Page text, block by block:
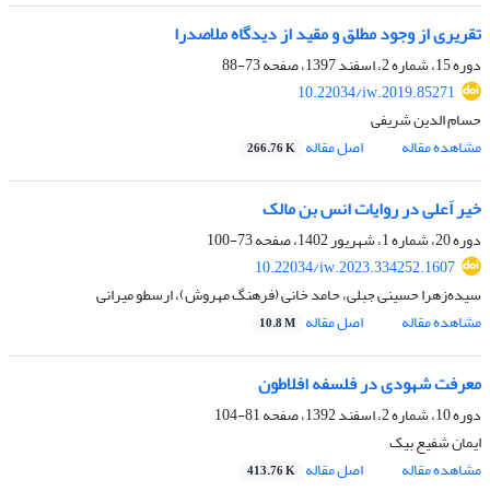
تقریری از وجود مطلق و مقید از دیدگاه ملاصدرا
دوره 15، شماره 2، اسفند 1397، صفحه
73-88
10.22034/iw.2019.85271
حسام الدین شریفی
مشاهده مقاله
اصل مقاله 266.76 K
خیر اَعلی در روایات انس بن مالک
دوره 20، شماره 1، شهریور 1402، صفحه
73-100
10.22034/iw.2023.334252.1607
سیده‌زهرا حسینی جبلی، حامد خانی (فرهنگ مهروش)، ارسطو میرانی
مشاهده مقاله
اصل مقاله 10.8 M
معرفت شهودی در فلسفه‌ افلاطون
دوره 10، شماره 2، اسفند 1392، صفحه
81-104
ایمان شفیع بیک
مشاهده مقاله
اصل مقاله 413.76 K